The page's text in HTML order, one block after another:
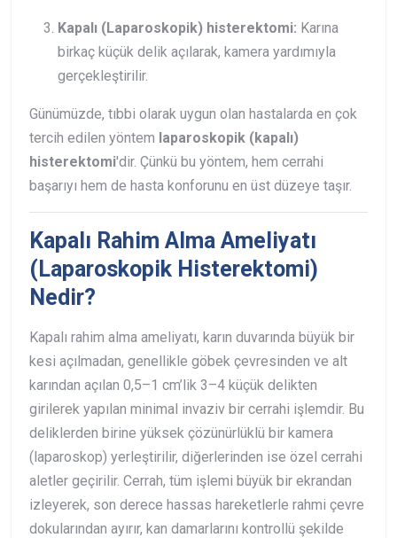
Kapalı (Laparoskopik) histerektomi: Karına
birkaç küçük delik açılarak, kamera yardımıyla
gerçekleştirilir.
Günümüzde, tıbbi olarak uygun olan hastalarda en çok
tercih edilen yöntem laparoskopik (kapalı)
histerektomi'dir. Çünkü bu yöntem, hem cerrahi
başarıyı hem de hasta konforunu en üst düzeye taşır.
Kapalı Rahim Alma Ameliyatı
(Laparoskopik Histerektomi)
Nedir?
Kapalı rahim alma ameliyatı, karın duvarında büyük bir
kesi açılmadan, genellikle göbek çevresinden ve alt
karından açılan 0,5–1 cm’lik 3–4 küçük delikten
girilerek yapılan minimal invaziv bir cerrahi işlemdir. Bu
deliklerden birine yüksek çözünürlüklü bir kamera
(laparoskop) yerleştirilir, diğerlerinden ise özel cerrahi
aletler geçirilir. Cerrah, tüm işlemi büyük bir ekrandan
izleyerek, son derece hassas hareketlerle rahmi çevre
dokularından ayırır, kan damarlarını kontrollü şekilde